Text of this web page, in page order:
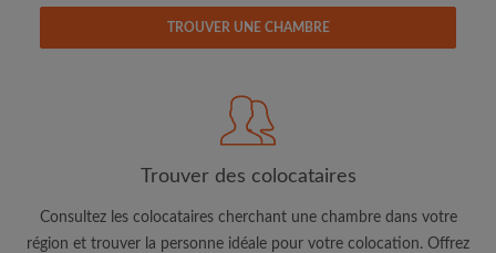
J'ai lu, compris et accepte les Conditions d'utilisation
CRÉER PROFIL
jour du compte par e-mail
TROUVER UNE CHAMBRE
Trouver des colocataires
Consultez les colocataires cherchant une chambre dans votre
région et trouver la personne idéale pour votre colocation. Offrez